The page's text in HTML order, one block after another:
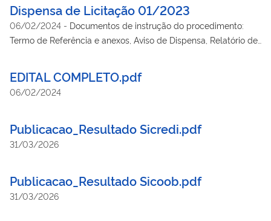
Dispensa de Licitação 01/2023
06/02/2024 - Documentos de instrução do procedimento:
Termo de Referência e anexos, Aviso de Dispensa, Relatório de
EDITAL COMPLETO.pdf
06/02/2024
Publicacao_Resultado Sicredi.pdf
31/03/2026
Publicacao_Resultado Sicoob.pdf
31/03/2026